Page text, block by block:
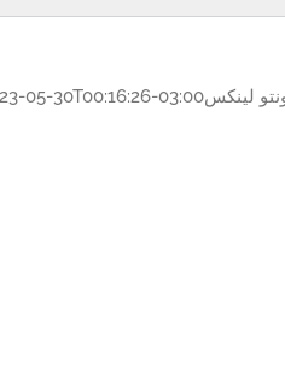
لينكس05-30T00:16:26-03:00